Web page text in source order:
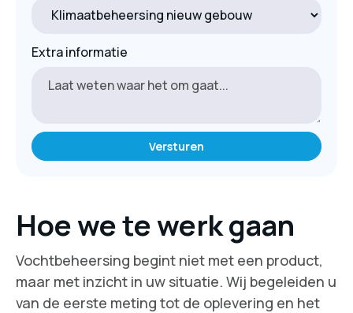
Extra informatie
Hoe we te werk gaan
Vochtbeheersing begint niet met een product,
maar met inzicht in uw situatie. Wij begeleiden u
van de eerste meting tot de oplevering en het